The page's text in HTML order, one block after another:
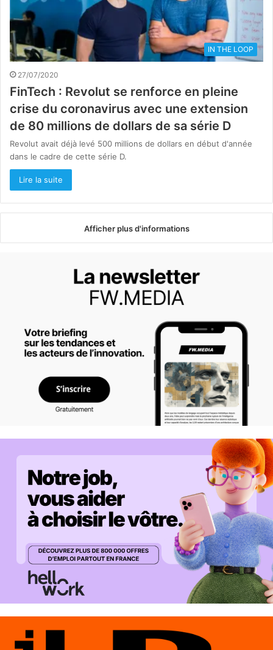
IN THE LOOP
27/07/2020
FinTech : Revolut se renforce en pleine
crise du coronavirus avec une extension
de 80 millions de dollars de sa série D
Revolut avait déjà levé 500 millions de dollars en début d'année
dans le cadre de cette série D.
Lire la suite
Afficher plus d'informations